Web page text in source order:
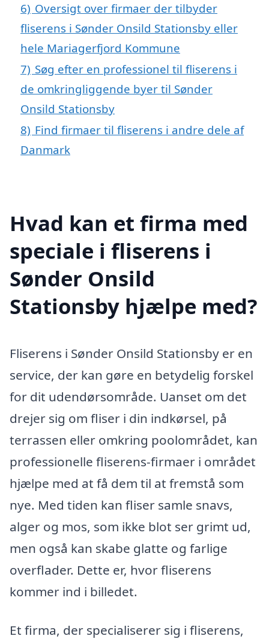
6) Oversigt over firmaer der tilbyder
fliserens i Sønder Onsild Stationsby eller
hele Mariagerfjord Kommune
7) Søg efter en professionel til fliserens i
de omkringliggende byer til Sønder
Onsild Stationsby
8) Find firmaer til fliserens i andre dele af
Danmark
Hvad kan et firma med
speciale i fliserens i
Sønder Onsild
Stationsby hjælpe med?
Fliserens i Sønder Onsild Stationsby er en
service, der kan gøre en betydelig forskel
for dit udendørsområde. Uanset om det
drejer sig om fliser i din indkørsel, på
terrassen eller omkring poolområdet, kan
professionelle fliserens-firmaer i området
hjælpe med at få dem til at fremstå som
nye. Med tiden kan fliser samle snavs,
alger og mos, som ikke blot ser grimt ud,
men også kan skabe glatte og farlige
overflader. Dette er, hvor fliserens
kommer ind i billedet.
Et firma, der specialiserer sig i fliserens,